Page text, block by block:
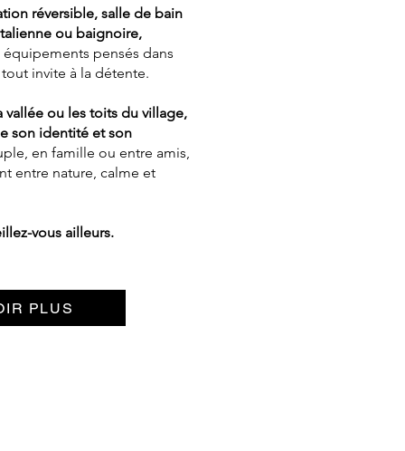
réversible, salle de bain
ou baignoire,
pensés dans
invite à la détente.
vallée ou les toits du village,
son identité et son
en famille ou entre amis,
entre nature, calme et
vous ailleurs.
PLUS